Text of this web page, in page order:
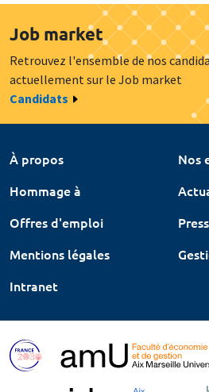
Job market
Retrouvez l'ensemble de nos
actuellement sur le Job market
Candidats
À propos
Nos
Hommage à
Offres d'emploi
Mentions légales
Intranet